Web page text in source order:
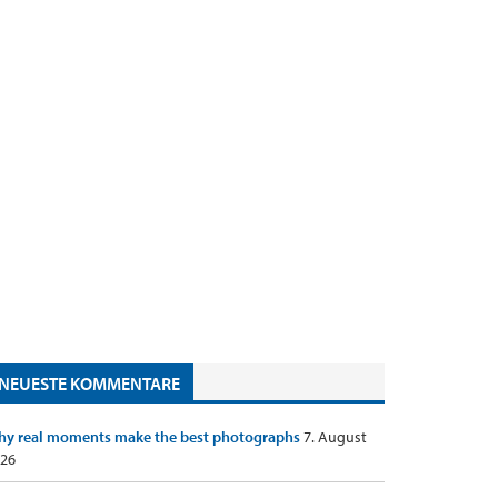
NEUESTE KOMMENTARE
real moments make the best photographs7. August